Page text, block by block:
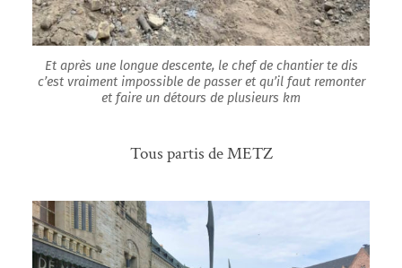
Et après une longue descente, le chef de chantier te dis
c’est vraiment impossible de passer et qu’il faut remonter
et faire un détours de plusieurs km
Tous partis de METZ